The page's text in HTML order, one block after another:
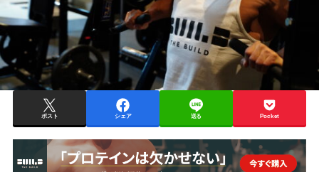
ポスト シェア 送る Pocket